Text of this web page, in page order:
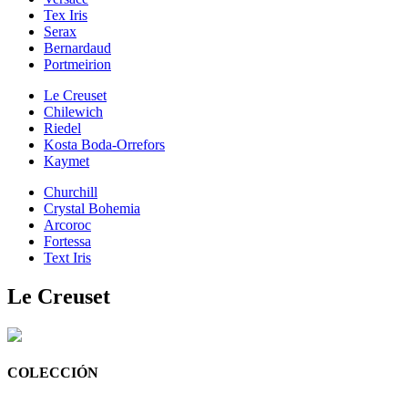
Tex Iris
Serax
Bernardaud
Portmeirion
Le Creuset
Chilewich
Riedel
Kosta Boda-Orrefors
Kaymet
Churchill
Crystal Bohemia
Arcoroc
Fortessa
Text Iris
Le Creuset
COLECCIÓN